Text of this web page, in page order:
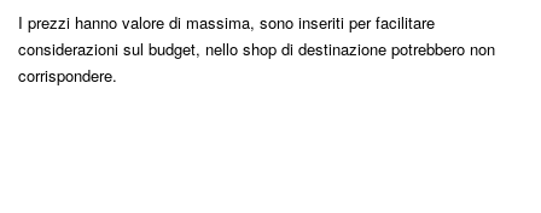
I prezzi hanno valore di massima, sono inseriti per facilitare
considerazioni sul budget, nello shop di destinazione potrebbero non
corrispondere.